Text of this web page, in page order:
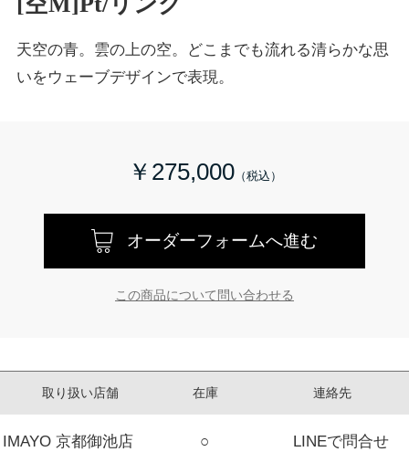
天空の青。雲の上の空。どこまでも流れる清らかな思
いをウェーブデザインで表現。
￥275,000
オーダーフォームへ進む
この商品について問い合わせる
取り扱い店舗 在庫 連絡先
IMAYO 京都御池店 ○ LINEで問合せ